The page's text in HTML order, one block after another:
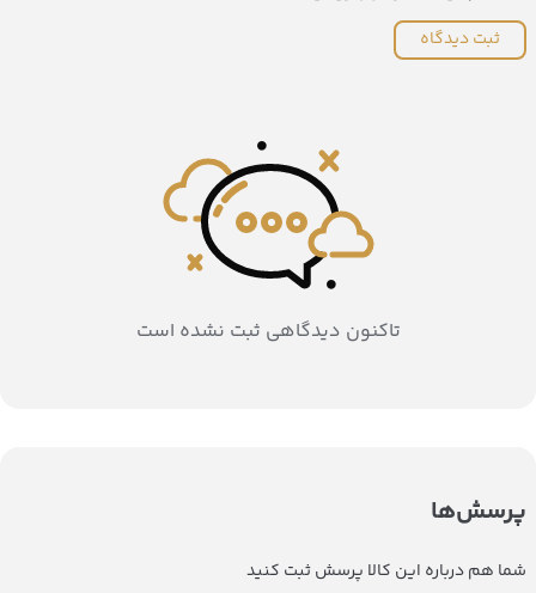
ثبت دیدگاه
تاکنون دیدگاهی ثبت نشده است
پرسش‌ها
شما هم درباره این کالا پرسش ثبت کنید